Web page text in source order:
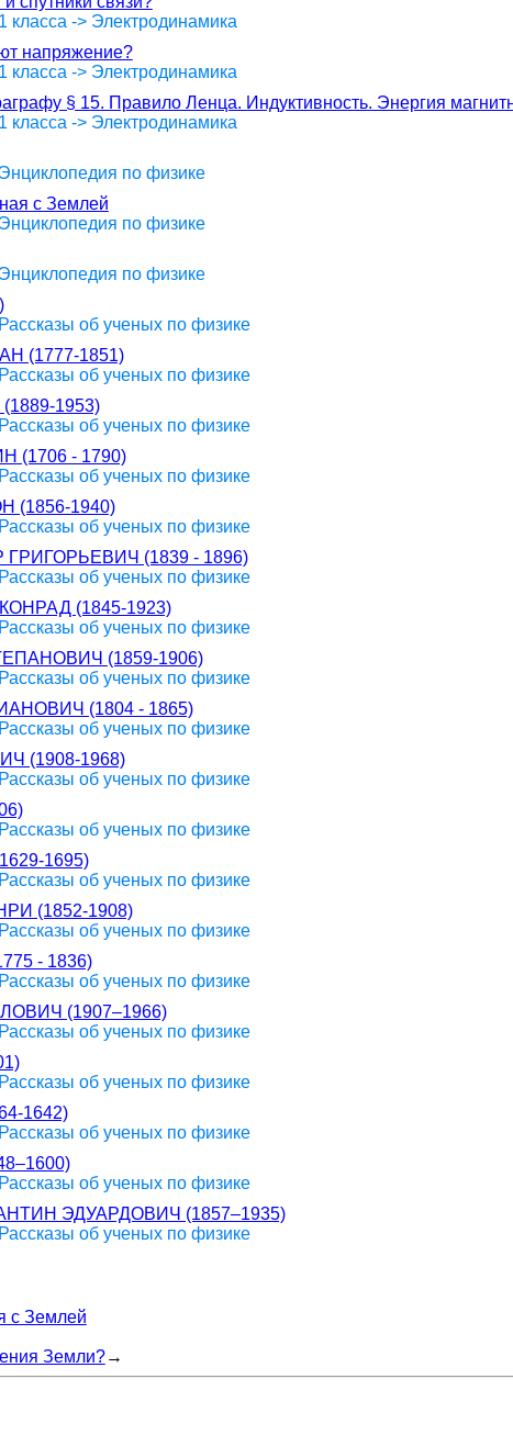
класса -> Электродинамика
напряжение?
класса -> Электродинамика
§ 15. Правило Ленца. Индуктивность. Энергия
класса -> Электродинамика
по физике
с Землей
по физике
по физике
об ученых по физике
(1777-1851)
об ученых по физике
1953)
об ученых по физике
- 1790)
об ученых по физике
1940)
об ученых по физике
(1839 - 1896)
об ученых по физике
(1845-1923)
об ученых по физике
(1859-1906)
об ученых по физике
(1804 - 1865)
об ученых по физике
(1908-1968)
об ученых по физике
об ученых по физике
1695)
об ученых по физике
(1852-1908)
об ученых по физике
- 1836)
об ученых по физике
(1907–1966)
об ученых по физике
об ученых по физике
1642)
об ученых по физике
об ученых по физике
ЭДУАРДОВИЧ (1857–1935)
об ученых по физике
с Землей
Земли?→